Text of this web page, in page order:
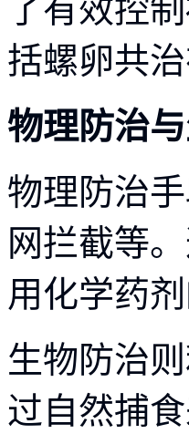
括螺卵共
物理防治
物理防治
网拦截等
用化学药
生物防治
过自然捕